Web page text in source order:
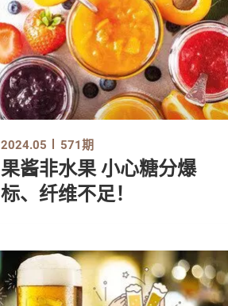
2024.05 571期
果酱非水果 小心糖分爆
标、纤维不足！